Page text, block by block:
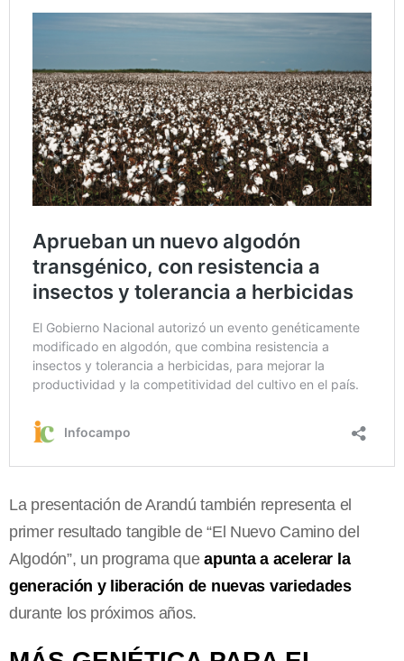
La presentación de Arandú también representa el
primer resultado tangible de “El Nuevo Camino del
Algodón”, un programa queapunta a acelerar la
generación y liberación de nuevas variedades
durante los próximos años.